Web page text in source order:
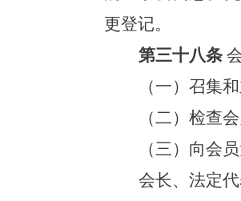
更登记。
第三十八条
（一）召集
（二）检查
（三）向会
会长、法定